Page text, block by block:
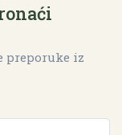
preporuke iz